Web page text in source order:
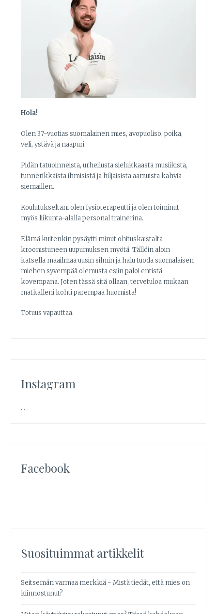
Hola!
Olen 37-vuotias suomalainen mies, avopuoliso, poika,
veli, ystävä ja naapuri.
Pidän tatuoinneista, urheilusta sielukkaasta musiikista,
tunnerikkaista ihmisistä ja hiljaisista aamuista kahvia
siemaillen.
Koulutukseltani olen fysioterapeutti ja olen toiminut
myös liikunta-alalla personal trainerina.
Elämä kuitenkin pysäytti minut ohituskaistalta
kroonistuneen uupumuksen myötä. Tällöin aloin
katsella maailmaa uusin silmin ja halu tuoda suomalaisen
miehen syvempää olemusta esiin paloi entistä
kovempana. Joten tässä sitä ollaan, tervetuloa mukaan
matkalleni kohti parempaa huomista!
Totuus vapauttaa.
Instagram
…
Facebook
Suosituimmat artikkelit
Seitsemän varmaa merkkiä - Mistä tiedät, että mies on
kiinnostunut?